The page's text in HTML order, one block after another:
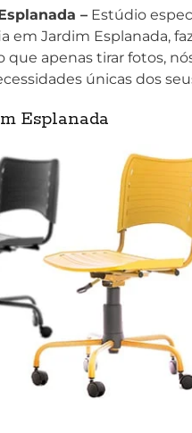
– Estúdio
em Jardim Esplanada,
que apenas tirar fotos,
únicas dos
Esplanada